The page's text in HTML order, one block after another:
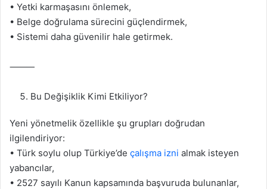
• Yetki karmaşasını önlemek,
• Belge doğrulama sürecini güçlendirmek,
• Sistemi daha güvenilir hale getirmek.
⸻
Bu Değişiklik Kimi Etkiliyor?
Yeni yönetmelik özellikle şu grupları doğrudan
ilgilendiriyor:
• Türk soylu olup Türkiye’de çalışma izni almak isteyen
yabancılar,
• 2527 sayılı Kanun kapsamında başvuruda bulunanlar,